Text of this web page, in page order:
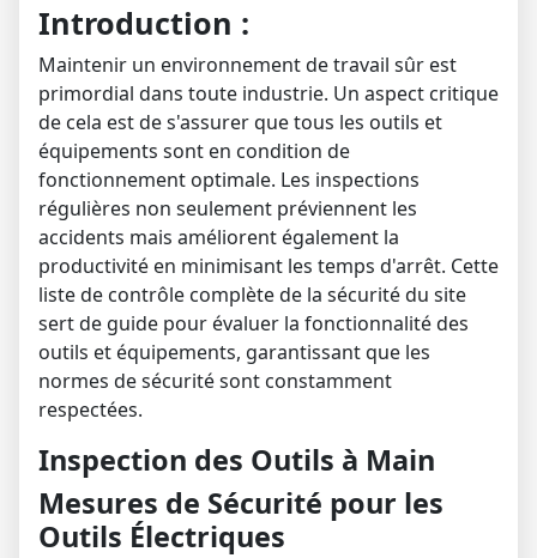
Introduction :
Maintenir un environnement de travail sûr est
primordial dans toute industrie. Un aspect critique
de cela est de s'assurer que tous les outils et
équipements sont en condition de
fonctionnement optimale. Les inspections
régulières non seulement préviennent les
accidents mais améliorent également la
productivité en minimisant les temps d'arrêt. Cette
liste de contrôle complète de la sécurité du site
sert de guide pour évaluer la fonctionnalité des
outils et équipements, garantissant que les
normes de sécurité sont constamment
respectées.
Inspection des Outils à Main
Mesures de Sécurité pour les
Outils Électriques